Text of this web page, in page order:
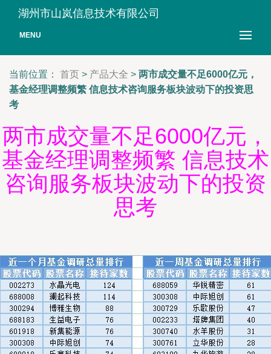
湖州市山岚信息技术有限公司
MENU
当前位置： 首页 > 产品大全 > 两市成交量不足6000亿元，
基金经理调整频繁 信息技术咨询服务板块波动下的投资思
考
两市成交量不足6000亿元，
基金经理调整频繁 信息技术
咨询服务板块波动下的投资
思考